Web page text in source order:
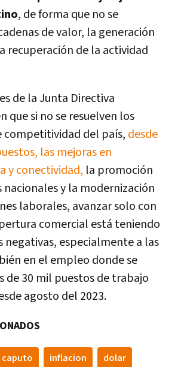
, de forma que no se
de valor, la generación
recuperación de la actividad
de la Junta Directiva
que si no se resuelven los
competitividad del país, desde
las mejoras en
y conectividad, la promoción
nacionales y la modernización
laborales, avanzar solo con
comercial está teniendo
negativas, especialmente a las
en el empleo donde se
de 30 mil puestos de trabajo
agosto del 2023.
caputo inflacion dolar